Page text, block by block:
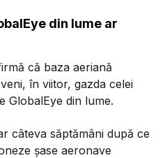
din lume ar
că baza aeriană
în viitor, gazda celei
GlobalEye din lume.
câteva săptămâni după ce
șase aeronave